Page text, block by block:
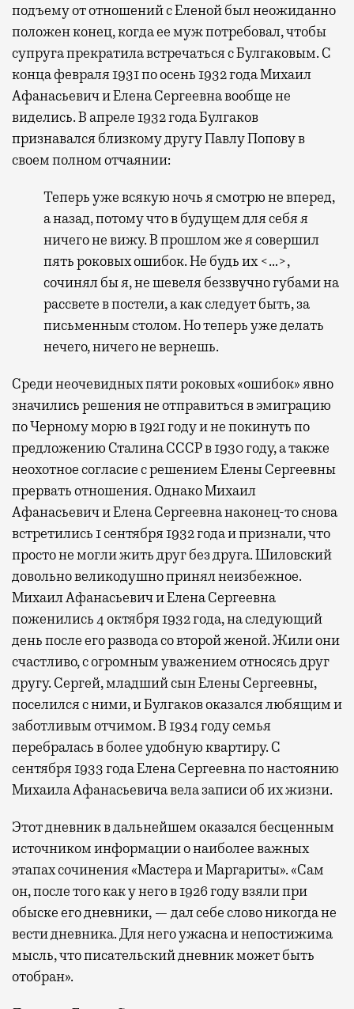
подъему от отношений с Еленой был неожиданно
положен конец, когда ее муж потребовал, чтобы
супруга прекратила встречаться с Булгаковым. С
конца февраля 1931 по осень 1932 года Михаил
Афанасьевич и Елена Сергеевна вообще не
виделись. В апреле 1932 года Булгаков
признавался близкому другу Павлу Попову в
своем полном отчаянии:
Теперь уже всякую ночь я смотрю не вперед,
а назад, потому что в будущем для себя я
ничего не вижу. В прошлом же я совершил
пять роковых ошибок. Не будь их <…>,
сочинял бы я, не шевеля беззвучно губами на
рассвете в постели, а как следует быть, за
письменным столом. Но теперь уже делать
нечего, ничего не вернешь.
Среди неочевидных пяти роковых «ошибок» явно
значились решения не отправиться в эмиграцию
по Черному морю в 1921 году и не покинуть по
предложению Сталина СССР в 1930 году, а также
неохотное согласие с решением Елены Сергеевны
прервать отношения. Однако Михаил
Афанасьевич и Елена Сергеевна наконец-то снова
встретились 1 сентября 1932 года и признали, что
просто не могли жить друг без друга. Шиловский
довольно великодушно принял неизбежное.
Михаил Афанасьевич и Елена Сергеевна
поженились 4 октября 1932 года, на следующий
день после его развода со второй женой. Жили они
счастливо, с огромным уважением относясь друг
другу. Сергей, младший сын Елены Сергеевны,
поселился с ними, и Булгаков оказался любящим и
заботливым отчимом. В 1934 году семья
перебралась в более удобную квартиру. С
сентября 1933 года Елена Сергеевна по настоянию
Михаила Афанасьевича вела записи об их жизни.
Этот дневник в дальнейшем оказался бесценным
источником информации о наиболее важных
этапах сочинения «Мастера и Маргариты». «Сам
он, после того как у него в 1926 году взяли при
обыске его дневники, — дал себе слово никогда не
вести дневника. Для него ужасна и непостижима
мысль, что писательский дневник может быть
отобран».